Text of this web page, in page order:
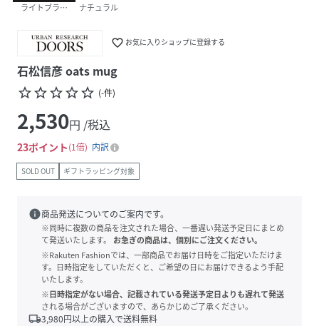
ライトブラウン ナチュラル
favorite_border お気に入りショップに登録する
石松信彦 oats mug
star_borderstar_borderstar_borderstar_borderstar_border (-件)
2,530円 /税込
23ポイント 1倍 内訳
SOLD OUT ギフトラッピング対象
info商品発送についてのご案内です。
※同時に複数の商品を注文された場合、一番遅い発送予定日にまとめ
て発送いたします。
お急ぎの商品は、個別にご注文ください。
※Rakuten Fashionでは、一部商品でお届け日時をご指定いただけま
す。日時指定をしていただくと、ご希望の日にお届けできるよう手配
いたします。
※日時指定がない場合、記載されている発送予定日よりも遅れて発送
される場合がございますので、あらかじめご了承ください。
local_shipping3,980円以上の購入で送料無料